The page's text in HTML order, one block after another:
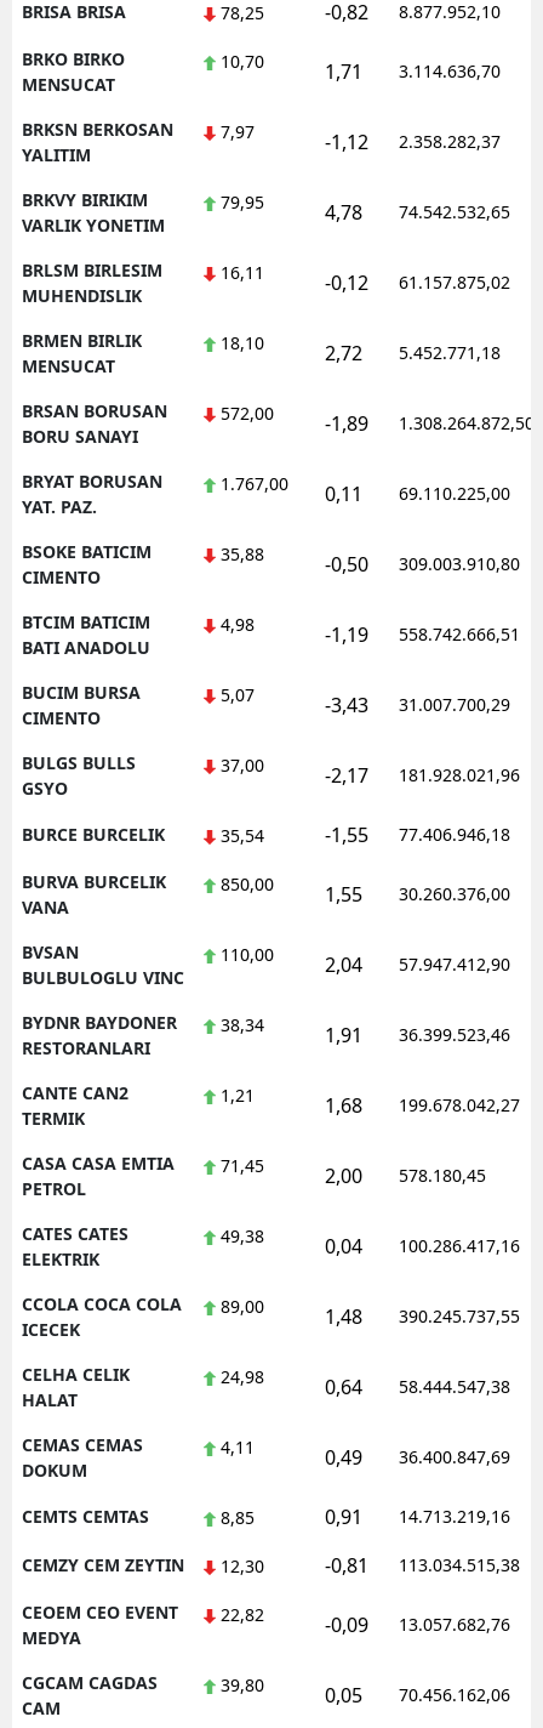
BRISA BRISA 78,25 -0,82 8.877.952,10
BRKO BIRKO
MENSUCAT
10,70 1,71 3.114.636,70
BRKSN BERKOSAN
YALITIM
7,97 -1,12 2.358.282,37
BRKVY BIRIKIM
VARLIK YONETIM
79,95 4,78 74.542.532,65
BRLSM BIRLESIM
MUHENDISLIK
16,11 -0,12 61.157.875,02
BRMEN BIRLIK
MENSUCAT
18,10 2,72 5.452.771,18
BRSAN BORUSAN
BORU SANAYI
572,00 -1,89 1.308.264.872,50
BRYAT BORUSAN
YAT. PAZ.
1.767,00 0,11 69.110.225,00
BSOKE BATICIM
CIMENTO
35,88 -0,50 309.003.910,80
BTCIM BATICIM
BATI ANADOLU
4,98 -1,19 558.742.666,51
BUCIM BURSA
CIMENTO
5,07 -3,43 31.007.700,29
BULGS BULLS
GSYO
37,00 -2,17 181.928.021,96
BURCE BURCELIK 35,54 -1,55 77.406.946,18
BURVA BURCELIK
VANA
850,00 1,55 30.260.376,00
BVSAN
BULBULOGLU VINC
110,00 2,04 57.947.412,90
BYDNR BAYDONER
RESTORANLARI
38,34 1,91 36.399.523,46
CANTE CAN2
TERMIK
1,21 1,68 199.678.042,27
CASA CASA EMTIA
PETROL
71,45 2,00 578.180,45
CATES CATES
ELEKTRIK
49,38 0,04 100.286.417,16
CCOLA COCA COLA
ICECEK
89,00 1,48 390.245.737,55
CELHA CELIK
HALAT
24,98 0,64 58.444.547,38
CEMAS CEMAS
DOKUM
4,11 0,49 36.400.847,69
CEMTS CEMTAS 8,85 0,91 14.713.219,16
CEMZY CEM ZEYTIN 12,30 -0,81 113.034.515,38
CEOEM CEO EVENT
MEDYA
22,82 -0,09 13.057.682,76
CGCAM CAGDAS
CAM
39,80 0,05 70.456.162,06